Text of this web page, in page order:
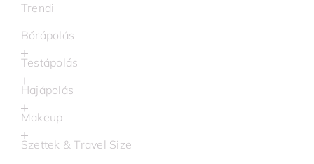
Trendi
Bőrápolás
Testápolás
Hajápolás
Makeup
Szettek & Travel Size